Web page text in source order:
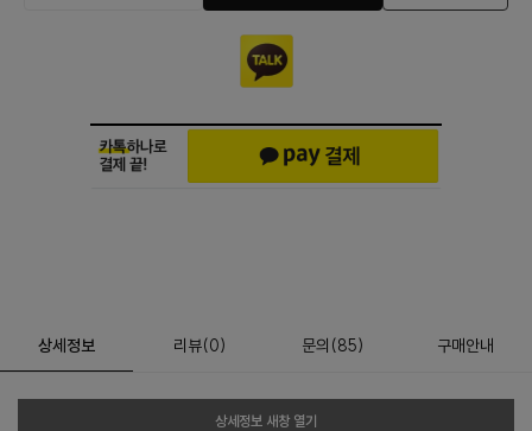
상세정보 리뷰(0) 문의 (85) 구매안내
상세정보 새창 열기